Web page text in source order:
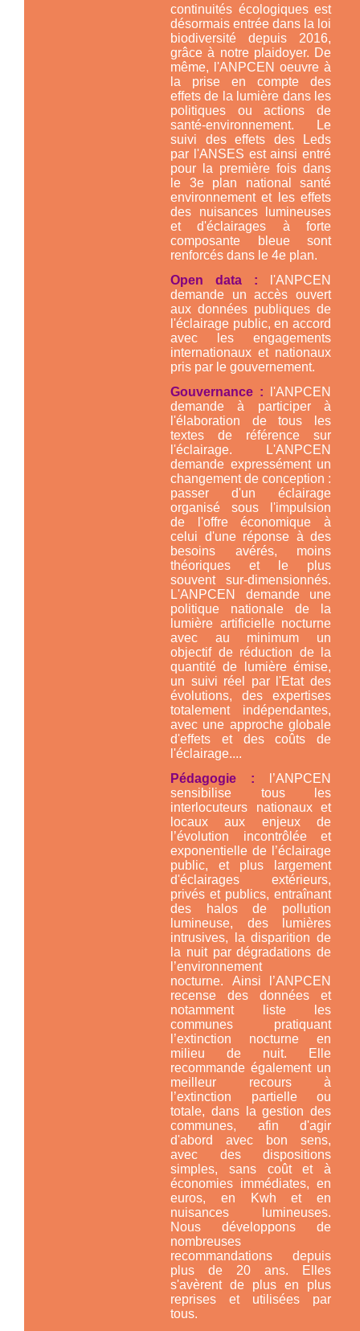
continuités écologiques est
désormais entrée dans la loi
biodiversité depuis 2016,
grâce à notre plaidoyer. De
même, l'ANPCEN oeuvre à
la prise en compte des
effets de la lumière dans les
politiques ou actions de
santé-environnement. Le
suivi des effets des Leds
par l'ANSES est ainsi entré
pour la première fois dans
le 3e plan national santé
environnement et les effets
des nuisances lumineuses
et d'éclairages à forte
composante bleue sont
renforcés dans le 4e plan.
Open data : l'ANPCEN
demande un accès ouvert
aux données publiques de
l'éclairage public, en accord
avec les engagements
internationaux et nationaux
pris par le gouvernement.
Gouvernance :
l'ANPCEN
demande à participer à
l'élaboration de tous les
textes de référence sur
l'éclairage. L'ANPCEN
demande expressément un
changement de conception :
passer d'un éclairage
organisé sous l'impulsion
de l'offre économique à
celui d'une réponse à des
besoins avérés, moins
théoriques et le plus
souvent sur-dimensionnés.
L'ANPCEN demande une
politique nationale de la
lumière artificielle nocturne
avec au minimum un
objectif de réduction de la
quantité de lumière émise,
un suivi réel par l'Etat des
évolutions, des expertises
totalement indépendantes,
avec une approche globale
d'effets et des coûts de
l'éclairage....
Pédagogie :
l’ANPCEN
sensibilise tous les
interlocuteurs nationaux et
locaux aux enjeux de
l’évolution incontrôlée et
exponentielle de l’éclairage
public, et plus largement
d'éclairages extérieurs,
privés et publics, entraînant
des halos de pollution
lumineuse, des lumières
intrusives, la disparition de
la nuit par dégradations de
l’environnement
nocturne. Ainsi l’ANPCEN
recense des données et
notamment liste les
communes pratiquant
l’extinction nocturne en
milieu de nuit. Elle
recommande également un
meilleur recours à
l’extinction partielle ou
totale, dans la gestion des
communes, afin d'agir
d'abord avec bon sens,
avec des dispositions
simples, sans coût et à
économies immédiates, en
euros, en Kwh et en
nuisances lumineuses.
Nous développons de
nombreuses
recommandations depuis
plus de 20 ans. Elles
s'avèrent de plus en plus
reprises et utilisées par
tous.